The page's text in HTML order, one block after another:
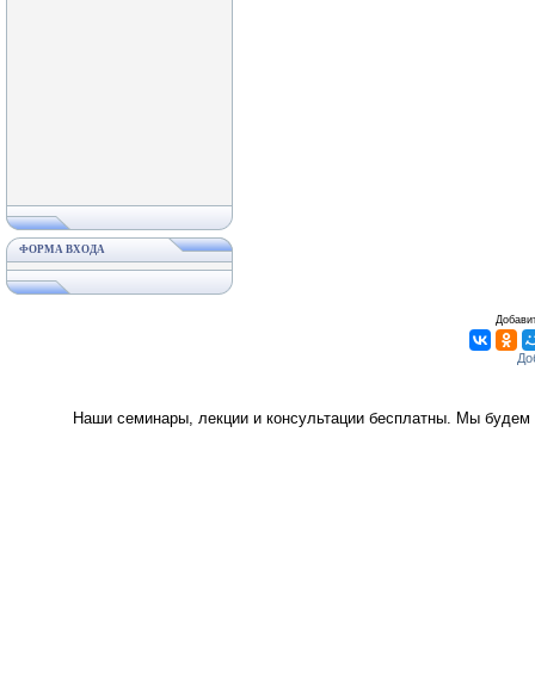
ФОРМА ВХОДА
Наши семинары, лекции и консультации бесплатны. Мы